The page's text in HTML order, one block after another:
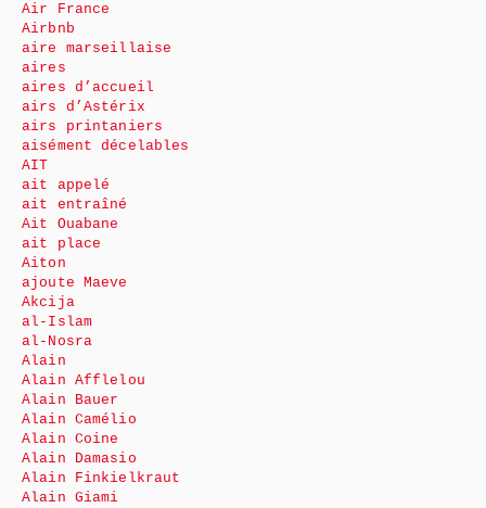
Air France
Airbnb
aire marseillaise
aires
aires d’accueil
airs d’Astérix
airs printaniers
aisément décelables
AIT
ait appelé
ait entraîné
Ait Ouabane
ait place
Aiton
ajoute Maeve
Akcija
al-Islam
al-Nosra
Alain
Alain Afflelou
Alain Bauer
Alain Camélio
Alain Coine
Alain Damasio
Alain Finkielkraut
Alain Giami